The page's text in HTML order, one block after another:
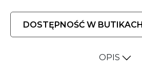
DOSTĘPNOŚĆ W BUTIKACH
OPIS